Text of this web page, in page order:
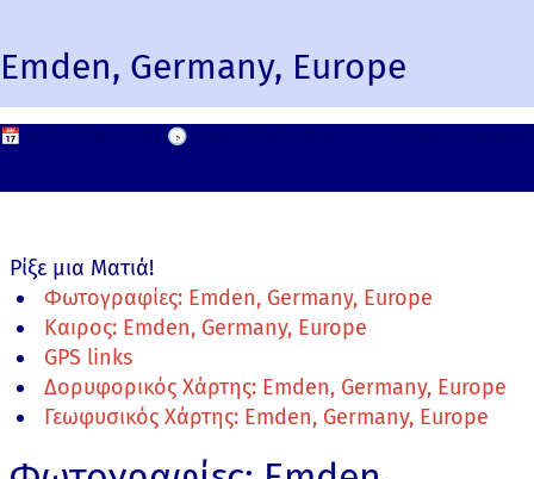
Emden, Germany, Europe
📅 🕟
Ρίξε μια Ματιά!
Φωτογραφίες: Emden, Germany, Europe
Καιρος: Emden, Germany, Europe
GPS links
Δορυφορικός Χάρτης: Emden, Germany, Europe
Γεωφυσικός Χάρτης: Emden, Germany, Europe